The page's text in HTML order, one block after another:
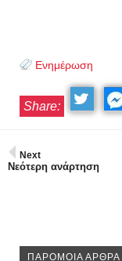
Ενημέρωση
Share:
Next
Νεότερη ανάρτηση
ΠΑΡΟΜΟΙΑ ΑΡΘΡΑ